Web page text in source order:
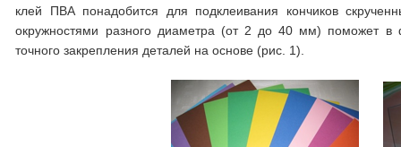
клей ПВА понадобится для подклеивания кончиков
окружностями разного диаметра (от 2 до 40 мм) поможет в
точного закрепления деталей на основе (рис. 1).